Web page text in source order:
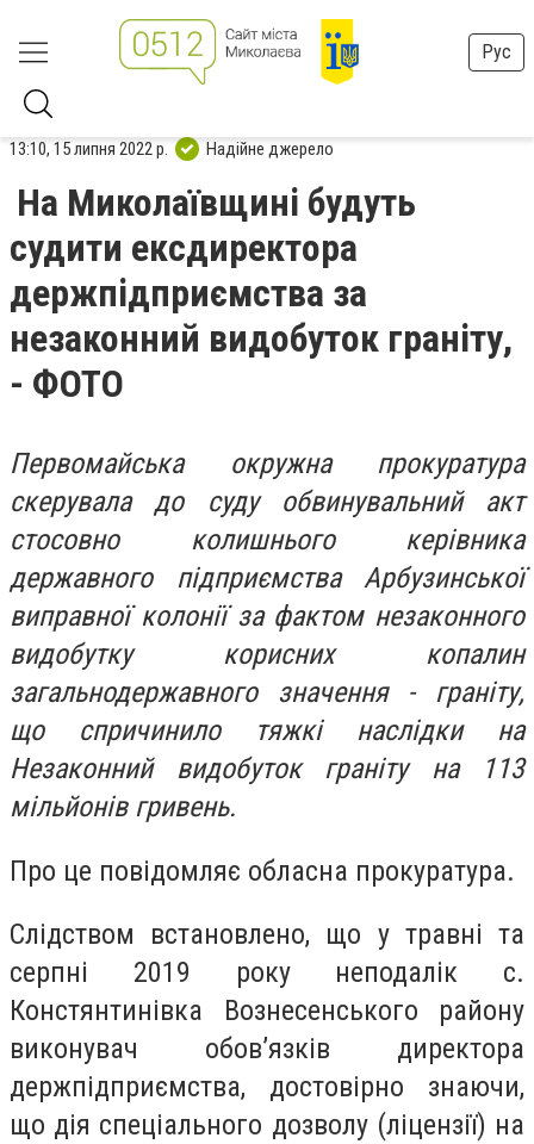
Рус
13:10, 15 липня 2022 р. Надійне джерело
На Миколаївщині будуть
судити ексдиректора
держпідприємства за
незаконний видобуток граніту,
- ФОТО
Первомайська окружна прокуратура
скерувала до суду обвинувальний акт
стосовно колишнього керівника
державного підприємства Арбузинської
виправної колонії за фактом незаконного
видобутку корисних копалин
загальнодержавного значення - граніту,
що спричинило тяжкі наслідки на
Незаконний видобуток граніту на 113
мільйонів гривень.
Про це повідомляє обласна прокуратура.
Слідством встановлено, що у травні та
серпні 2019 року неподалік с.
Констянтинівка Вознесенського району
виконувач обов’язків директора
держпідприємства, достовірно знаючи,
що дія спеціального дозволу (ліцензії) на